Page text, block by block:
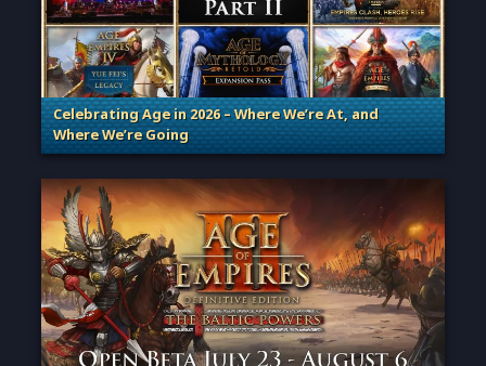
Celebrating Age in 2026 – Where We’re At, and
Where We’re Going
. Categories: Patches, Updates & Content Releases